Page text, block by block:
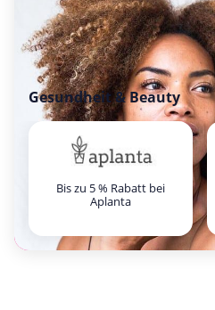
Gesundheit & Beauty
Bis zu 5 % Rabatt bei
Aplanta